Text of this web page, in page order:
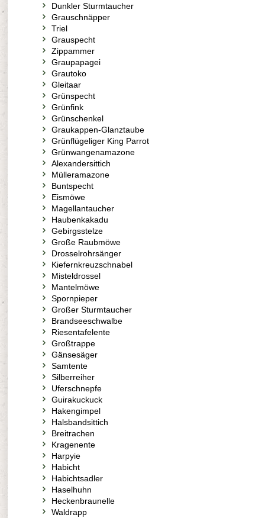
Dunkler Sturmtaucher
Grauschnäpper
Triel
Grauspecht
Zippammer
Graupapagei
Grautoko
Gleitaar
Grünspecht
Grünfink
Grünschenkel
Graukappen-Glanztaube
Grünflügeliger King Parrot
Grünwangenamazone
Alexandersittich
Mülleramazone
Buntspecht
Eismöwe
Magellantaucher
Haubenkakadu
Gebirgsstelze
Große Raubmöwe
Drosselrohrsänger
Kiefernkreuzschnabel
Misteldrossel
Mantelmöwe
Spornpieper
Großer Sturmtaucher
Brandseeschwalbe
Riesentafelente
Großtrappe
Gänsesäger
Samtente
Silberreiher
Uferschnepfe
Guirakuckuck
Hakengimpel
Halsbandsittich
Breitrachen
Kragenente
Harpyie
Habicht
Habichtsadler
Haselhuhn
Heckenbraunelle
Waldrapp